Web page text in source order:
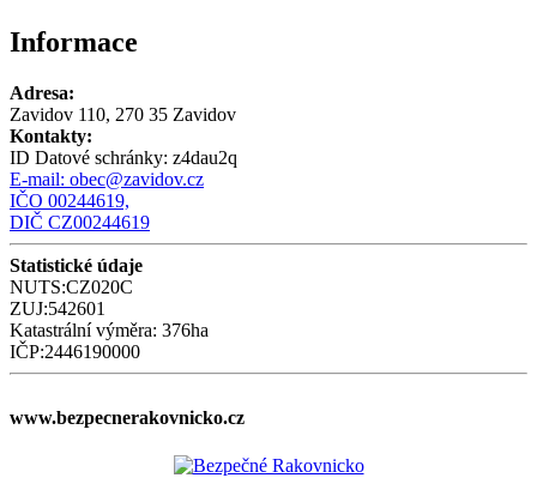
Informace
Adresa:
Zavidov 110, 270 35 Zavidov
Kontakty:
ID Datové schránky: z4dau2q
E-mail: obec@zavidov.cz
IČO 00244619,
DIČ CZ00244619
Statistické údaje
NUTS:CZ020C
ZUJ:542601
Katastrální výměra: 376ha
IČP:2446190000
www.bezpecnerakovnicko.cz